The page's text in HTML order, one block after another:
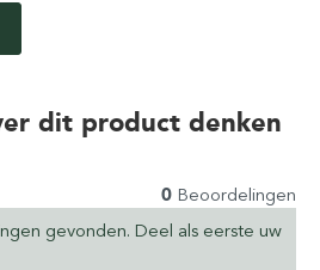
dit product denken
0 Beoordelingen
gevonden. Deel als eerste uw